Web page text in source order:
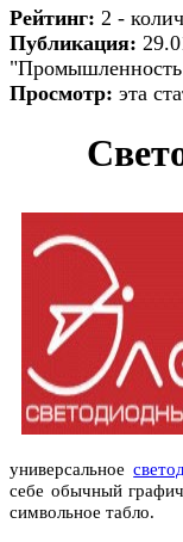
Рейтинг: 2 -
Публикация:
Просмотр: эта
универсальное
себе обычный
символьное табло.